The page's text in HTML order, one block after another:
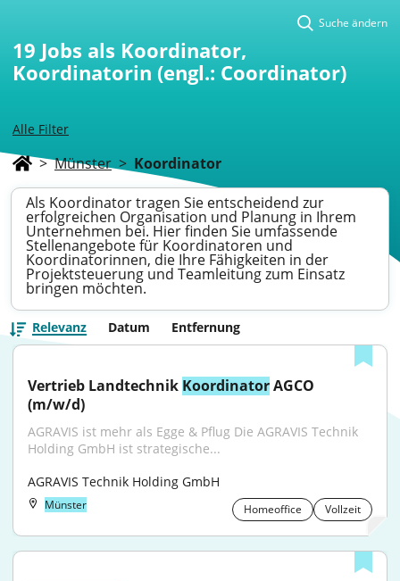
Alle Filter
Suche ändern
19 Jobs als Koordinator,
Koordinatorin (engl.: Coordinator)
> Münster > Koordinator
Als Koordinator tragen Sie entscheidend zur
erfolgreichen Organisation und Planung in Ihrem
Unternehmen bei. Hier finden Sie umfassende
Stellenangebote für Koordinatoren und
Koordinatorinnen, die Ihre Fähigkeiten in der
Projektsteuerung und Teamleitung zum Einsatz
bringen möchten.
Relevanz Datum Entfernung
Vertrieb Landtechnik Koordinator AGCO
(m/w/d)
AGRAVIS ist mehr als Egge & Pflug Die AGRAVIS Technik
Holding GmbH ist strategische...
AGRAVIS Technik Holding GmbH
Münster Homeoffice Vollzeit